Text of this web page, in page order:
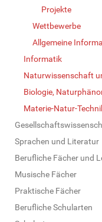
Projekte
Wettbewerbe
Allgemeine
Informatik
Naturwissenschaft
Biologie,
Materie-Natur-
Sprachen und Literatur
Berufliche Fächer und
Musische Fächer
Praktische Fächer
Berufliche Schularten